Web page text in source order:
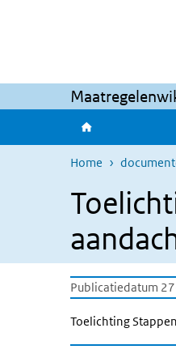
Home
Publicatiedatum
Toelichting